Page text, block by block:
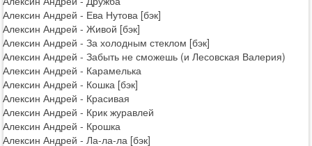
Алексин Андрей - Ева Нутова [бэк]
Алексин Андрей - Живой [бэк]
Алексин Андрей - За холодным стеклом [бэк]
Алексин Андрей - Забыть не сможешь (и Лесовская Валерия)
Алексин Андрей - Карамелька
Алексин Андрей - Кошка [бэк]
Алексин Андрей - Красивая
Алексин Андрей - Крик журавлей
Алексин Андрей - Крошка
Алексин Андрей - Ла-ла-ла [бэк]